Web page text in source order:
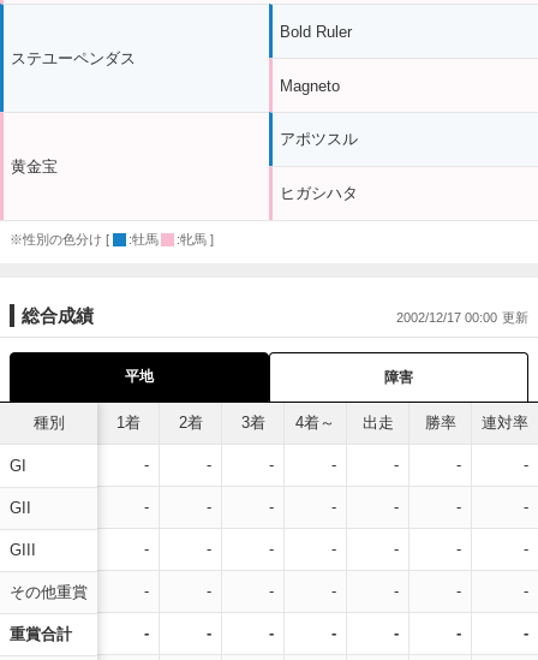
ステユーペンダス
黄金宝
Bold Ruler
Magneto
アポツスル
ヒガシハタ
※性別の色分け [ :牡馬 :牝馬 ]
総合成績 2002/12/17 00:00
平地 障害
種別
GI
GII
GIII
その他重賞
重賞合計
1着 2着 3着 4着～ 出走 勝率 連対率
- - - - - - -
- - - - - - -
- - - - - - -
- - - - - - -
- - - - - - -